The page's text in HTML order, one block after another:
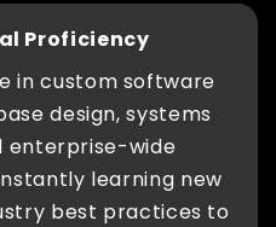
Proficiency
in custom software
design, systems
enterprise-wide
learning new
best practices to